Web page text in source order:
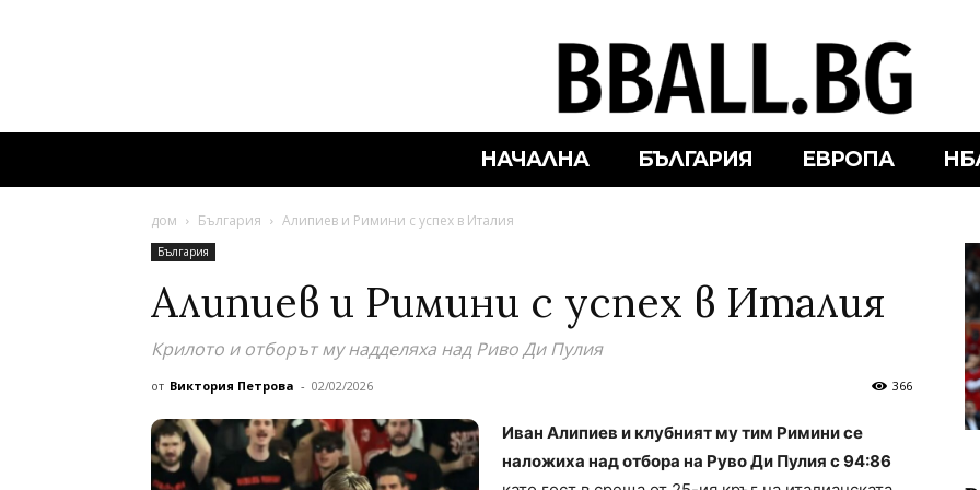
НАЧАЛНА БЪЛГАРИЯ ЕВРОПА
дом България Алипиев и Римини с успех в Италия
България
Алипиев и Римини с успех в Италия
Крилото и отборът му надделяха над Риво Ди Пулия
от Виктория Петрова - 02/02/2026 366
Иван Алипиев и клубният му тим Римини се
наложиха над отбора на Руво Ди Пулия с 94:86